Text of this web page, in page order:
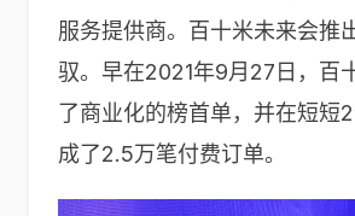
服务提供商。百十米未来会推
驭。早在2021年9月27日，百
了商业化的榜首单，并在短短
成了2.5万笔付费订单。